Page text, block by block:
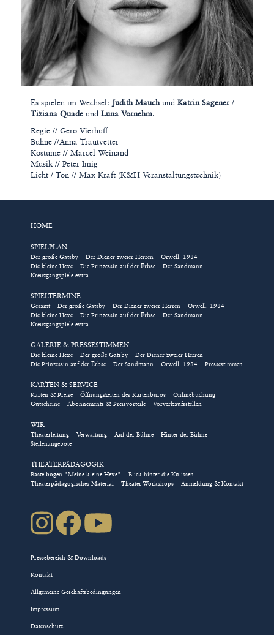
Es spielen im Wechsel: Judith Mauchund Katrin Sagener/
Tiziana Quadeund Luna Vornehm.
Regie // Gero Vierhuff
Bühne //Anna Trautvetter
Kostüme // Marcel Weinand
Musik // Peter Imig
Licht / Ton // Max Kraft (K&H Veranstaltungstechnik)
HOME
SPIELPLAN
Der große Gatsby Der Diener zweier Herren
Orwell: 1984
Die kleine Hexe
Die Prinzessin auf der Erbse
Der Sandmann
Kreuzgangspiele extra
SPIELTERMINE
Gesamt Der große Gatsby Der Diener zweier Herren
Orwell: 1984
Die kleine Hexe
Die Prinzessin auf der Erbse
Der Sandmann
Kreuzgangspiele extra
GALERIE & PRESSESTIMMEN
Die kleine Hexe Der große Gatsby
Der Diener zweier Herren
Die Prinzessin auf der Erbse
Der Sandmann Orwell: 1984 Pressestimmen
KARTEN & SERVICE
Karten & Preise Öffnungszeiten des Kartenbüros
Onlinebuchung
Gutscheine
Abonnements & Preisvorteile Vorverkaufsstellen
WIR
Theaterleitung Verwaltung Auf der Bühne
Hinter der Bühne
Stellenangebote
THEATERPÄDAGOGIK
Bastelbogen "Meine kleine Hexe"
Blick hinter die Kulissen
Theaterpädagogisches Material
Theater-Workshops Anmeldung & Kontakt
Pressebereich & Downloads
Kontakt
Allgemeine Geschäftsbedingungen
Impressum
Datenschutz